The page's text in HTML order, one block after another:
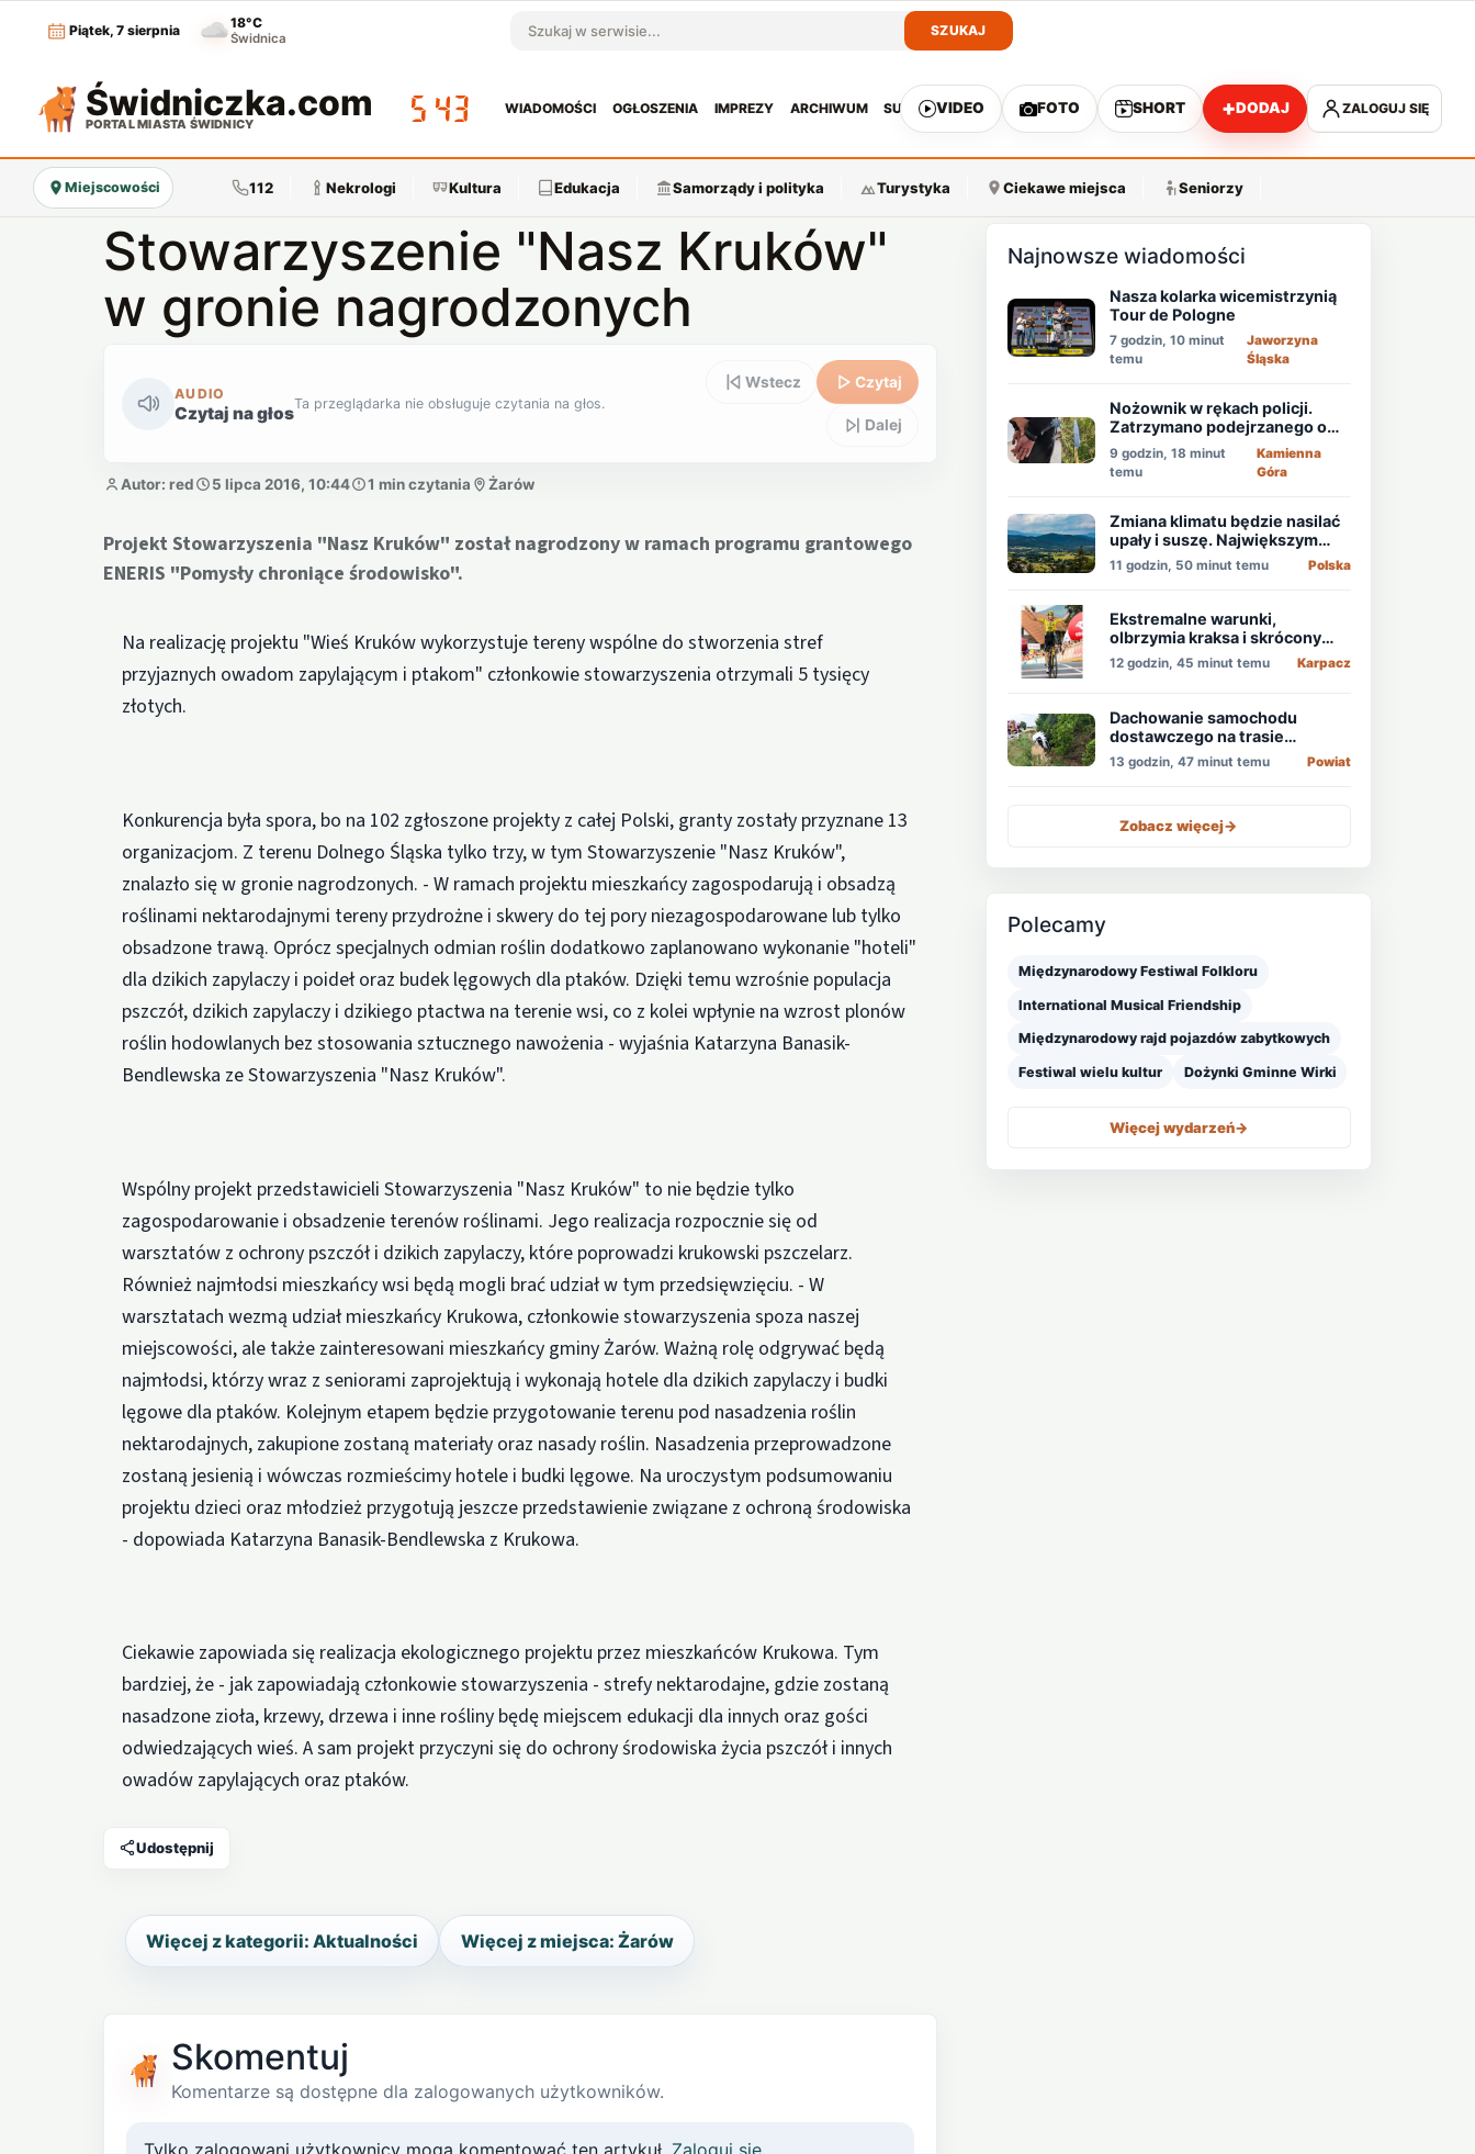
Piątek, 7 sierpnia
18°C
Świdnica Szukaj w serwisie
SZUKAJ
Świdniczka.com
PORTAL MIASTA ŚWIDNICY 05:43
WIADOMOŚCI OGŁOSZENIA IMPREZY ARCHIWUM SUBSKRYPCJA
VIDEO FOTO SHORT +DODAJ ZALOGUJ SIĘ
Miejscowości 112 Nekrologi Kultura Edukacja Samorządy i polityka Turystyka Ciekawe miejsca Seniorzy
Stowarzyszenie "Nasz Kruków"
w gronie nagrodzonych
AUDIO
Czytaj na głosTa przeglądarka nie obsługuje czytania na głos.
Wstecz Czytaj
Dalej
Autor: red 5 lipca 2016, 10:44 1 min czytania Żarów
Projekt Stowarzyszenia "Nasz Kruków" został nagrodzony w ramach programu grantowego
ENERIS "Pomysły chroniące środowisko".
Na realizację projektu "Wieś Kruków wykorzystuje tereny wspólne do stworzenia stref
przyjaznych owadom zapylającym i ptakom" członkowie stowarzyszenia otrzymali 5 tysięcy
złotych.
Konkurencja była spora, bo na 102 zgłoszone projekty z całej Polski, granty zostały przyznane 13
organizacjom. Z terenu Dolnego Śląska tylko trzy, w tym Stowarzyszenie "Nasz Kruków",
znalazło się w gronie nagrodzonych. - W ramach projektu mieszkańcy zagospodarują i obsadzą
roślinami nektarodajnymi tereny przydrożne i skwery do tej pory niezagospodarowane lub tylko
obsadzone trawą. Oprócz specjalnych odmian roślin dodatkowo zaplanowano wykonanie "hoteli"
dla dzikich zapylaczy i poideł oraz budek lęgowych dla ptaków. Dzięki temu wzrośnie populacja
pszczół, dzikich zapylaczy i dzikiego ptactwa na terenie wsi, co z kolei wpłynie na wzrost plonów
roślin hodowlanych bez stosowania sztucznego nawożenia - wyjaśnia Katarzyna Banasik-
Bendlewska ze Stowarzyszenia "Nasz Kruków".
Wspólny projekt przedstawicieli Stowarzyszenia "Nasz Kruków" to nie będzie tylko
zagospodarowanie i obsadzenie terenów roślinami. Jego realizacja rozpocznie się od
warsztatów z ochrony pszczół i dzikich zapylaczy, które poprowadzi krukowski pszczelarz.
Również najmłodsi mieszkańcy wsi będą mogli brać udział w tym przedsięwzięciu. - W
warsztatach wezmą udział mieszkańcy Krukowa, członkowie stowarzyszenia spoza naszej
miejscowości, ale także zainteresowani mieszkańcy gminy Żarów. Ważną rolę odgrywać będą
najmłodsi, którzy wraz z seniorami zaprojektują i wykonają hotele dla dzikich zapylaczy i budki
lęgowe dla ptaków. Kolejnym etapem będzie przygotowanie terenu pod nasadzenia roślin
nektarodajnych, zakupione zostaną materiały oraz nasady roślin. Nasadzenia przeprowadzone
zostaną jesienią i wówczas rozmieścimy hotele i budki lęgowe. Na uroczystym podsumowaniu
projektu dzieci oraz młodzież przygotują jeszcze przedstawienie związane z ochroną środowiska
- dopowiada Katarzyna Banasik-Bendlewska z Krukowa.
Ciekawie zapowiada się realizacja ekologicznego projektu przez mieszkańców Krukowa. Tym
bardziej, że - jak zapowiadają członkowie stowarzyszenia - strefy nektarodajne, gdzie zostaną
nasadzone zioła, krzewy, drzewa i inne rośliny będę miejscem edukacji dla innych oraz gości
odwiedzających wieś. A sam projekt przyczyni się do ochrony środowiska życia pszczół i innych
owadów zapylających oraz ptaków.
Udostępnij
Więcej z kategorii: Aktualności Więcej z miejsca: Żarów
Skomentuj
Komentarze są dostępne dla zalogowanych użytkowników.
Najnowsze wiadomości
Nasza kolarka wicemistrzynią
Tour de Pologne
7 godzin, 10 minut
temu
Jaworzyna
Śląska
Nożownik w rękach policji.
Zatrzymano podejrzanego o
usiłowanie zabójstwa!
9 godzin, 18 minut
temu
Kamienna
Góra
Zmiana klimatu będzie nasilać
upały i suszę. Największym
zagrożeniem jest niedobór
wody
11 godzin, 50 minut temu Polska
Ekstremalne warunki,
olbrzymia kraksa i skrócony
etap, który padł łupem
Holendra!
12 godzin, 45 minut temu Karpacz
Dachowanie samochodu
dostawczego na trasie
Świdnica - Wrocław
13 godzin, 47 minut temu Powiat
Zobacz więcej->
Polecamy
Międzynarodowy Festiwal Folkloru
International Musical Friendship
Międzynarodowy rajd pojazdów zabytkowych
Festiwal wielu kultur Dożynki Gminne Wirki
Więcej wydarzeń->